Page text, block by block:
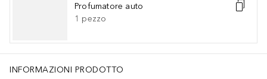
Profumatore auto
1 pezzo
INFORMAZIONI PRODOTTO